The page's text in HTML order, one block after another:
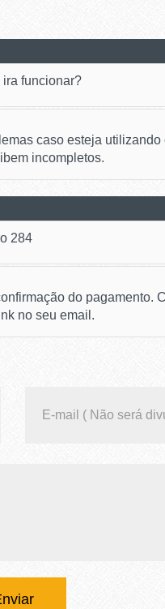
ira funcionar?
caso esteja
incompletos.
284
do pagamento.
no seu email.